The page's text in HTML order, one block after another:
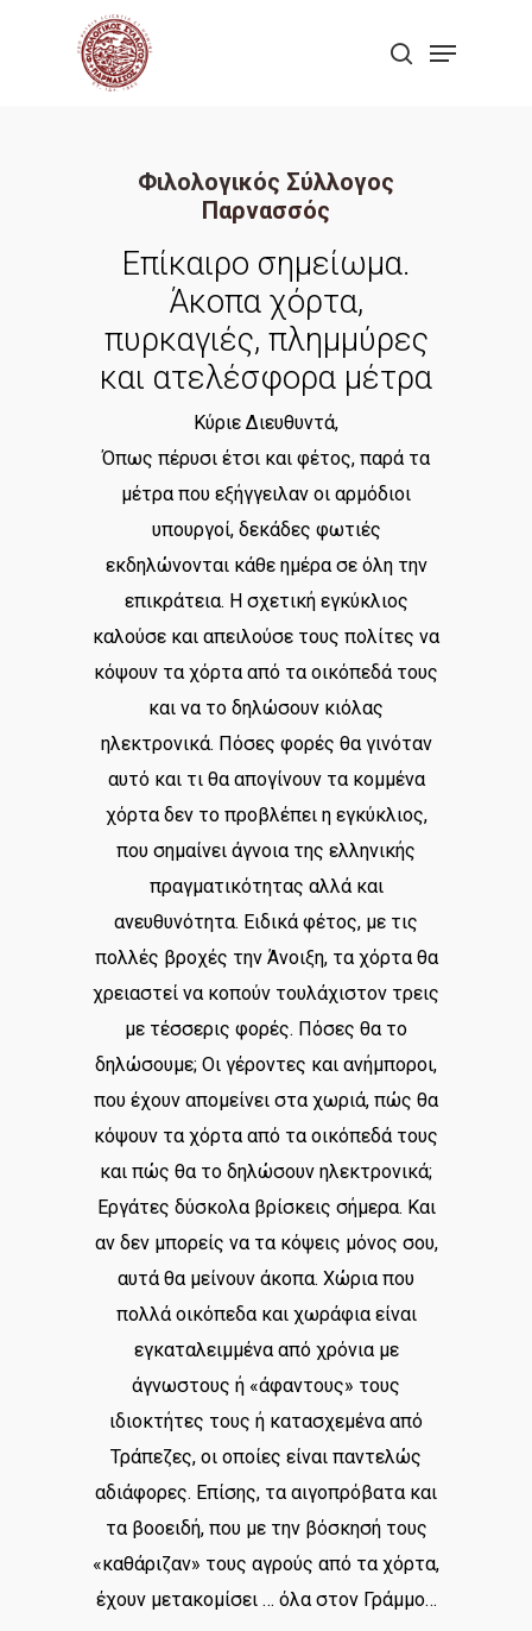
search
Menu
Φιλολογικός Σύλλογος
Παρνασσός
Επίκαιρο σημείωμα.
Άκοπα χόρτα,
πυρκαγιές, πλημμύρες
και ατελέσφορα μέτρα
Κύριε Διευθυντά,
Όπως πέρυσι έτσι και φέτος, παρά τα
μέτρα που εξήγγειλαν οι αρμόδιοι
υπουργοί, δεκάδες φωτιές
εκδηλώνονται κάθε ημέρα σε όλη την
επικράτεια. Η σχετική εγκύκλιος
καλούσε και απειλούσε τους πολίτες να
κόψουν τα χόρτα από τα οικόπεδά τους
και να το δηλώσουν κιόλας
ηλεκτρονικά. Πόσες φορές θα γινόταν
αυτό και τι θα απογίνουν τα κομμένα
χόρτα δεν το προβλέπει η εγκύκλιος,
που σημαίνει άγνοια της ελληνικής
πραγματικότητας αλλά και
ανευθυνότητα. Ειδικά φέτος, με τις
πολλές βροχές την Άνοιξη, τα χόρτα θα
χρειαστεί να κοπούν τουλάχιστον τρεις
με τέσσερις φορές. Πόσες θα το
δηλώσουμε; Οι γέροντες και ανήμποροι,
που έχουν απομείνει στα χωριά, πώς θα
κόψουν τα χόρτα από τα οικόπεδά τους
και πώς θα το δηλώσουν ηλεκτρονικά;
Εργάτες δύσκολα βρίσκεις σήμερα. Και
αν δεν μπορείς να τα κόψεις μόνος σου,
αυτά θα μείνουν άκοπα. Χώρια που
πολλά οικόπεδα και χωράφια είναι
εγκαταλειμμένα από χρόνια με
άγνωστους ή «άφαντους» τους
ιδιοκτήτες τους ή κατασχεμένα από
Τράπεζες, οι οποίες είναι παντελώς
αδιάφορες. Επίσης, τα αιγοπρόβατα και
τα βοοειδή, που με την βόσκησή τους
«καθάριζαν» τους αγρούς από τα χόρτα,
έχουν μετακομίσει … όλα στον Γράμμο…